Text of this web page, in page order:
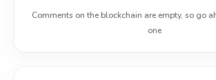
Comments on the blockchain are empty, so go
one